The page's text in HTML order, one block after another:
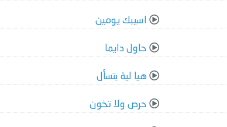
اسيبك يومين
حاول دايما
هيا لية بتسأل
حرص ولا تخون